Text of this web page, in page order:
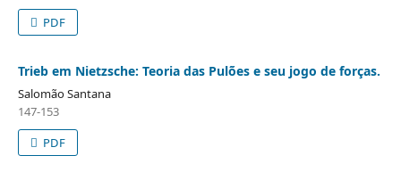
PDF
Trieb em Nietzsche: Teoria das Pulões e seu jogo de forças.
Salomão Santana
147-153
PDF